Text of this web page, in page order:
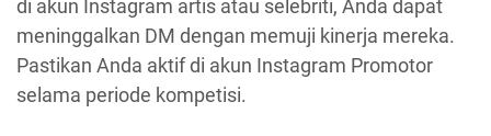
di akun Instagram artis atau selebriti, Anda dapat
meninggalkan DM dengan memuji kinerja mereka.
Pastikan Anda aktif di akun Instagram Promotor
selama periode kompetisi.